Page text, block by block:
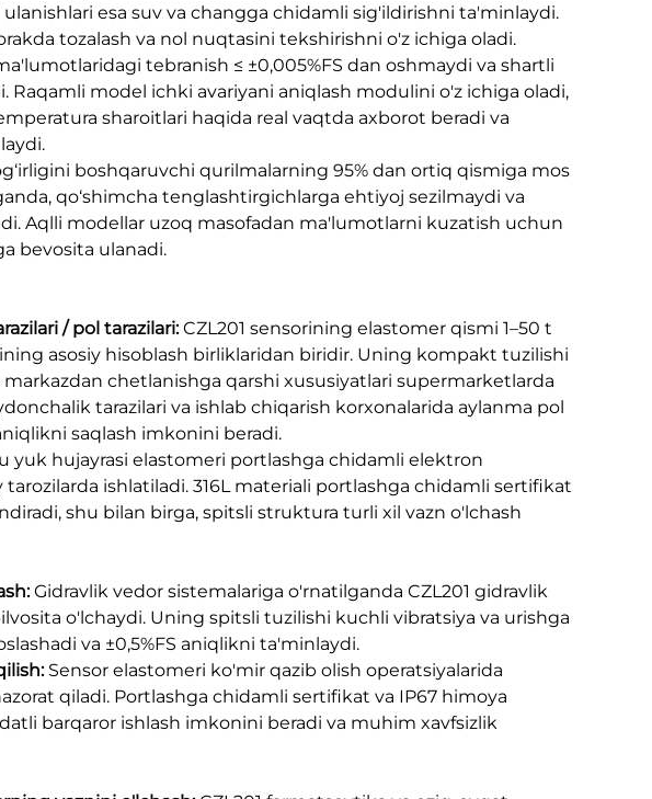
esa suv va changga chidamli sig'ildirishni ta'minlaydi.
tozalash va nol nuqtasini tekshirishni o'z ichiga oladi.
tebranish ≤ ±0,005%FS dan oshmaydi va shartli
model ichki avariyani aniqlash modulini o'z ichiga oladi,
sharoitlari haqida real vaqtda axborot beradi va
boshqaruvchi qurilmalarning 95% dan ortiq qismiga mos
qo‘shimcha tenglashtirgichlarga ehtiyoj sezilmaydi va
Aqlli modellar uzoq masofadan ma'lumotlarni kuzatish uchun
bevosita ulanadi.
/ pol tarazilari:CZL201 sensorining elastomer qismi 1–50 t
asosiy hisoblash birliklaridan biridir. Uning kompakt tuzilishi
chetlanishga qarshi xususiyatlari supermarketlarda
tarazilari va ishlab chiqarish korxonalarida aylanma pol
saqlash imkonini beradi.
yuk hujayrasi elastomeri portlashga chidamli elektron
ishlatiladi. 316L materiali portlashga chidamli sertifikat
shu bilan birga, spitsli struktura turli xil vazn o'lchash
Gidravlik vedor sistemalariga o'rnatilganda CZL201 gidravlik
o'lchaydi. Uning spitsli tuzilishi kuchli vibratsiya va urishga
va ±0,5%FS aniqlikni ta'minlaydi.
Sensor elastomeri ko'mir qazib olish operatsiyalarida
qiladi. Portlashga chidamli sertifikat va IP67 himoya
barqaror ishlash imkonini beradi va muhim xavfsizlik